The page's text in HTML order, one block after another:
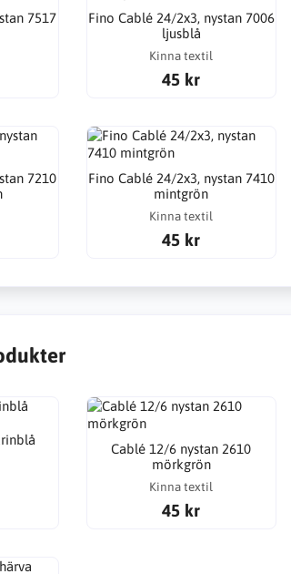
7517
Fino Cablé 24/2x3, nystan 7006
ljusblå
Kinna textil
45 kr
7210
Fino Cablé 24/2x3, nystan 7410
mintgrön
Kinna textil
45 kr
Cablé 12/6 nystan 2610
mörkgrön
Kinna textil
45 kr